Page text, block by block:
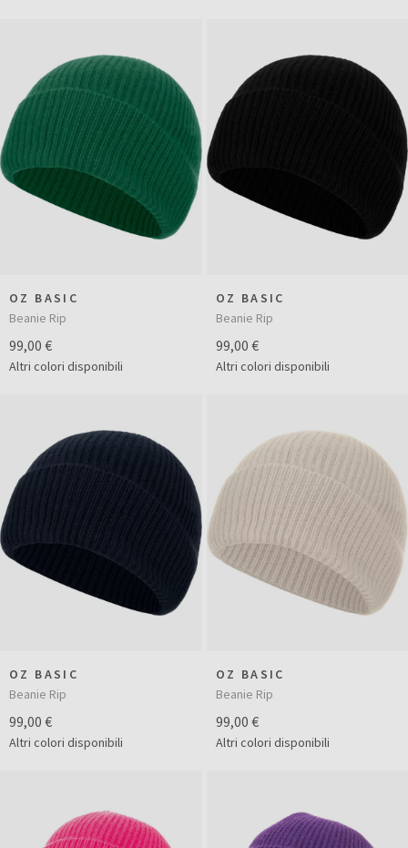
OZ BASIC
Beanie Rip
99,00 €
Altri colori disponibili
OZ BASIC
Beanie Rip
99,00 €
Altri colori disponibili
OZ BASIC
Beanie Rip
99,00 €
Altri colori disponibili
OZ BASIC
Beanie Rip
99,00 €
Altri colori disponibili